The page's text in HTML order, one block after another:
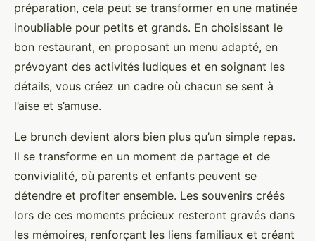
préparation, cela peut se transformer en une matinée
inoubliable pour petits et grands. En choisissant le
bon restaurant, en proposant un menu adapté, en
prévoyant des activités ludiques et en soignant les
détails, vous créez un cadre où chacun se sent à
l’aise et s’amuse.
Le brunch devient alors bien plus qu’un simple repas.
Il se transforme en un moment de partage et de
convivialité, où parents et enfants peuvent se
détendre et profiter ensemble. Les souvenirs créés
lors de ces moments précieux resteront gravés dans
les mémoires, renforçant les liens familiaux et créant